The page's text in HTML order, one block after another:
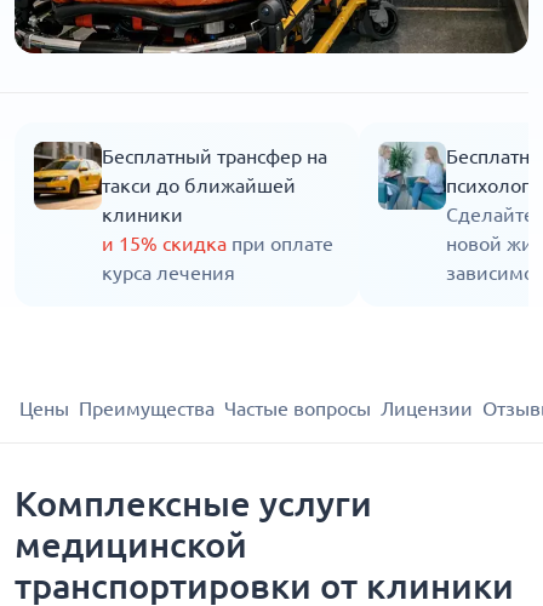
Бесплатный трансфер на
такси до ближайшей
клиники
и 15% скидка при оплате
курса лечения
психолога
Сделайте
новой
Цены Преимущества Частые вопросы Лицензии
Комплексные услуги
медицинской
транспортировки от клиники